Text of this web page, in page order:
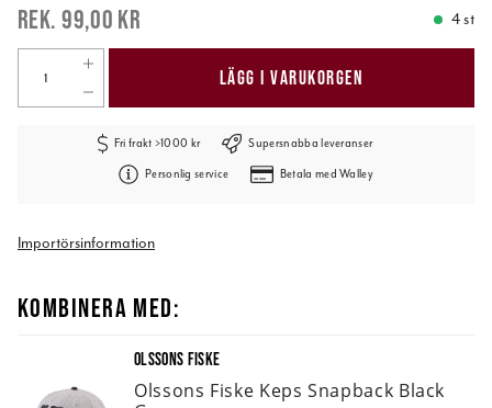
99,00 kr 4 st
LÄGG I VARUKORGEN
Fri frakt >1000 kr Supersnabba leveranser
Personlig service Betala med Walley
Importörsinformation
KOMBINERA MED:
OLSSONS FISKE
Olssons Fiske Keps Snapback Black